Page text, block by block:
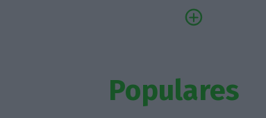
Populares